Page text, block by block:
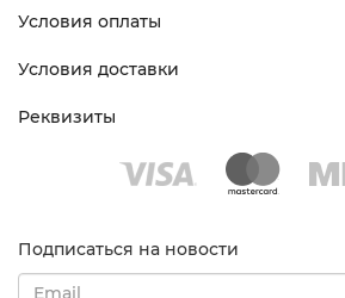
Условия оплаты
Условия доставки
Реквизиты
Подписаться на новости